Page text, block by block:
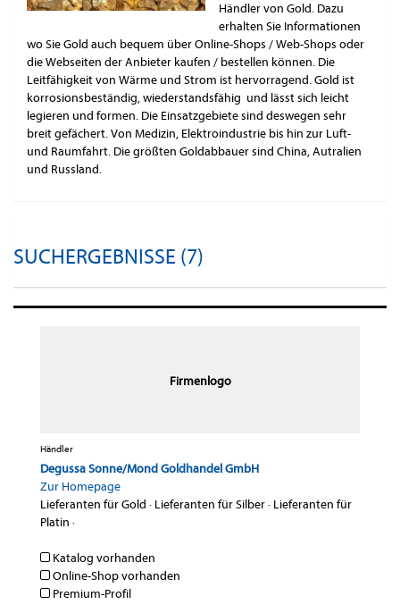
Händler von Gold. Dazu
erhalten Sie Informationen
wo Sie Gold auch bequem über Online-Shops / Web-Shops oder
die Webseiten der Anbieter kaufen / bestellen können. Die
Leitfähigkeit von Wärme und Strom ist hervorragend. Gold ist
korrosionsbeständig, wiederstandsfähig und lässt sich leicht
legieren und formen. Die Einsatzgebiete sind deswegen sehr
breit gefächert. Von Medizin, Elektroindustrie bis hin zur Luft-
und Raumfahrt. Die größten Goldabbauer sind China, Autralien
und Russland.
SUCHERGEBNISSE (7)
Firmenlogo
Händler
Degussa Sonne/Mond Goldhandel GmbH
Zur Homepage
Lieferanten für Gold · Lieferanten für Silber· Lieferanten für
Platin ·
Katalog vorhanden
Online-Shop vorhanden
Premium-Profil